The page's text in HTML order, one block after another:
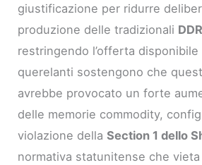
giustificazione per ridurre
produzione delle tradizionali
restringendo l’offerta
querelanti sostengono che
avrebbe provocato un forte
delle memorie commodity,
violazione dellaSection 1 dello
normativa statunitense che